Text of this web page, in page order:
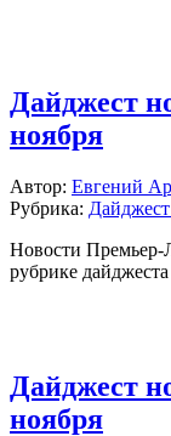
Дайджест
ноября
Автор: Евгений
Рубрика:
Новости Премьер-
рубрике
Дайджест
ноября